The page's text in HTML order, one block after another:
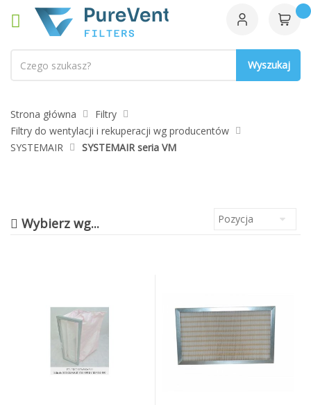
Strona główna
Filtry
Filtry do wentylacji i rekuperacji wg producentów
SYSTEMAIR
SYSTEMAIR seria VM
Wybierz wg...